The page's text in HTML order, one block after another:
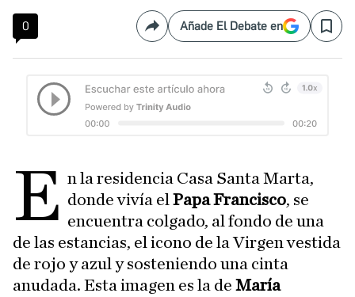
0 CompartirAñade El Debate en Save
E n la residencia Casa Santa Marta,
donde vivía elPapa Francisco, se
encuentra colgado, al fondo de una
de las estancias, el icono de la Virgen vestida
de rojo y azul y sosteniendo una cinta
anudada. Esta imagen es la de María